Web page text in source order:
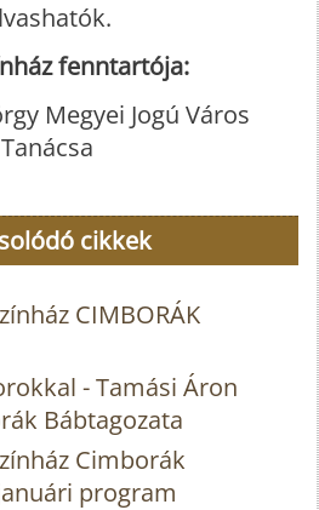
fenntartója:
Megyei Jogú Város
Tanácsa
cikkek
CIMBORÁK
- Tamási Áron
Bábtagozata
Cimborák
program